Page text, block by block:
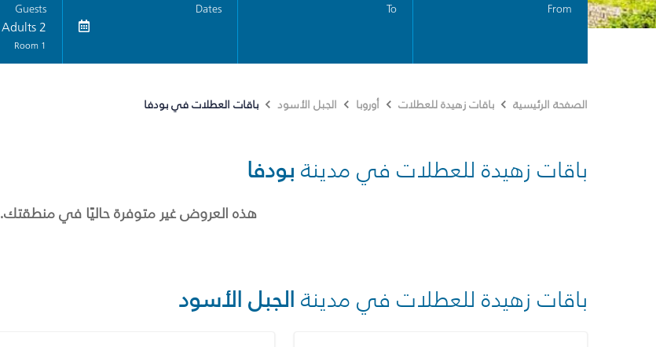
From
To
Dates
Guests
2 Adults
1 Room
الصفحة الرئيسية باقات زهيدة للعطلات أوروبا الجبل الأسود باقات العطلات في بودفا
باقات زهيدة للعطلات في مدينة بودفا
هذه العروض غير متوفرة حاليًا في منطقتك.
باقات زهيدة للعطلات في مدينة الجبل الأسود